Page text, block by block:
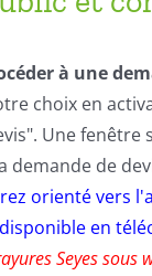
à une
choix en
Une
demande de
orienté vers
en
Seyes sous